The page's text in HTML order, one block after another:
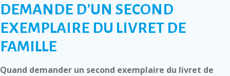
DEMANDE D’UN SECOND
EXEMPLAIRE DU LIVRET DE
FAMILLE
Quand demander un second exemplaire du livret de